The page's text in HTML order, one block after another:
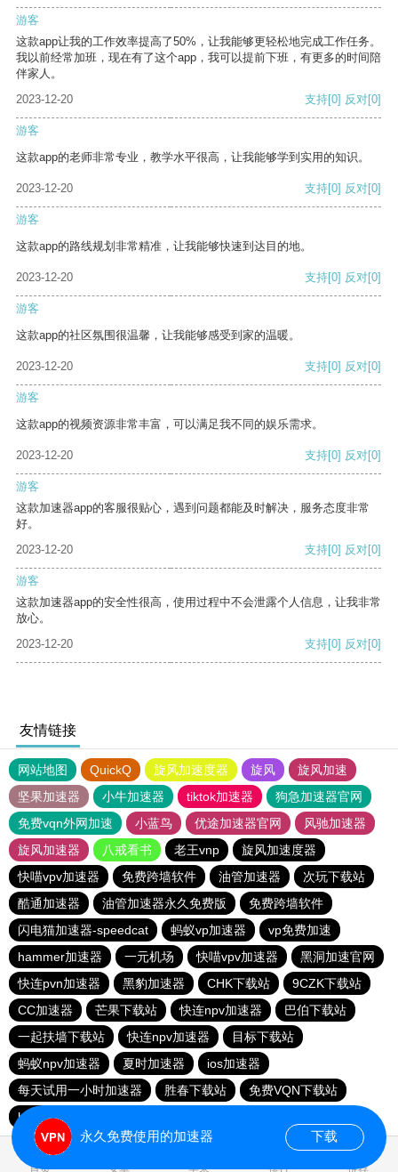
游客
这款app让我的工作效率提高了50%，让我能够更轻松地完成工作任务。
我以前经常加班，现在有了这个app，我可以提前下班，有更多的时间陪
伴家人。
2023-12-20
支持[0] 反对[0]
游客
这款app的老师非常专业，教学水平很高，让我能够学到实用的知识。
2023-12-20 支持[0] 反对[0]
游客
这款app的路线规划非常精准，让我能够快速到达目的地。
2023-12-20 支持[0] 反对[0]
游客
这款app的社区氛围很温馨，让我能够感受到家的温暖。
2023-12-20 支持[0] 反对[0]
游客
这款app的视频资源非常丰富，可以满足我不同的娱乐需求。
2023-12-20 支持[0] 反对[0]
游客
这款加速器app的客服很贴心，遇到问题都能及时解决，服务态度非常
好。
2023-12-20
支持[0] 反对[0]
游客
这款加速器app的安全性很高，使用过程中不会泄露个人信息，让我非常
放心。
2023-12-20
支持[0] 反对[0]
友情链接
网站地图 QuickQ 旋风加速度器 旋风
旋风加速
坚果加速器
小牛加速器 tiktok加速器
狗急加速器官网
免费vqn外网加速
小蓝鸟 优途加速器官网
风驰加速器
旋风加速器
八戒看书 老王vnp
旋风加速度器
快喵vpv加速器
免费跨墙软件 油管加速器
次玩下载站
酷通加速器
油管加速器永久免费版
免费跨墙软件
闪电猫加速器-speedcat
蚂蚁vp加速器
vp免费加速
hammer加速器
一元机场 快喵vpv加速器
黑洞加速官网
快连pvn加速器
黑豹加速器 CHK下载站
9CZK下载站
CC加速器
芒果下载站 快连npv加速器
巴伯下载站
一起扶墙下载站
快连npv加速器
目标下载站
蚂蚁npv加速器
夏时加速器
ios加速器
每天试用一小时加速器
胜春下载站
免费VQN下载站
hammer加速器
首页 安卓 苹果 排行 推荐
永久免费使用的加速器 下载
0.596888s